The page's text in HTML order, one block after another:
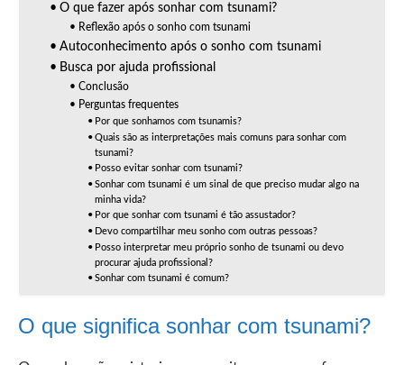
O que fazer após sonhar com tsunami?
Reflexão após o sonho com tsunami
Autoconhecimento após o sonho com tsunami
Busca por ajuda profissional
Conclusão
Perguntas frequentes
Por que sonhamos com tsunamis?
Quais são as interpretações mais comuns para sonhar com
tsunami?
Posso evitar sonhar com tsunami?
Sonhar com tsunami é um sinal de que preciso mudar algo na
minha vida?
Por que sonhar com tsunami é tão assustador?
Devo compartilhar meu sonho com outras pessoas?
Posso interpretar meu próprio sonho de tsunami ou devo
procurar ajuda profissional?
Sonhar com tsunami é comum?
O que significa sonhar com tsunami?